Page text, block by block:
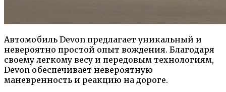
Автомобиль Devon предлагает уникальный и
невероятно простой опыт вождения. Благодаря
своему легкому весу и передовым технологиям,
Devon обеспечивает невероятную
маневренность и реакцию на дороге.